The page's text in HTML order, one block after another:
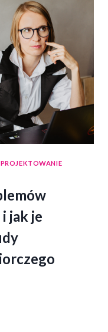
PROJEKTOWANIE
jak je